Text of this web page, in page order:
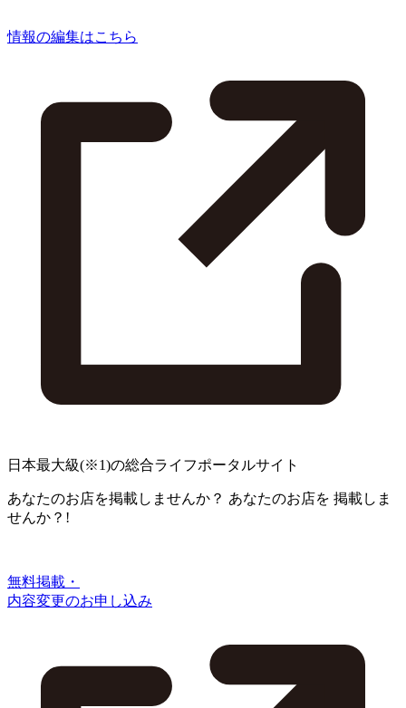
情報の編集はこちら
日本最大級(※1)の総合ライフポータルサイト
あなたのお店を掲載しませんか？ あなたのお店を 掲載しま
せんか？!
無料掲載・
内容変更のお申し込み